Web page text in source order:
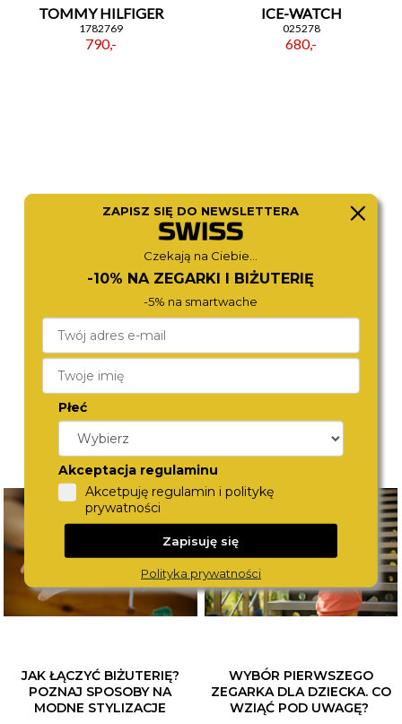
TOMMY HILFIGER
1782769
790,-
ICE-WATCH
025278
680,-
CALVIN KLEIN
590,-
CITIZEN
880,-
JAK ŁĄCZYĆ BIŻUTERIĘ?
POZNAJ SPOSOBY NA
MODNE STYLIZACJE
WYBÓR PIERWSZEGO
ZEGARKA DLA DZIECKA. CO
WZIĄĆ POD UWAGĘ?
ZAPISZ SIĘ DO NEWSLETTERA
Czekają na Ciebie...
-10% NA ZEGARKI I BIŻUTERIĘ
-5% na smartwache
Płeć
Akceptacja regulaminu
Akcetpuję regulamin i politykę
prywatności
Zapisuję się
Polityka prywatności